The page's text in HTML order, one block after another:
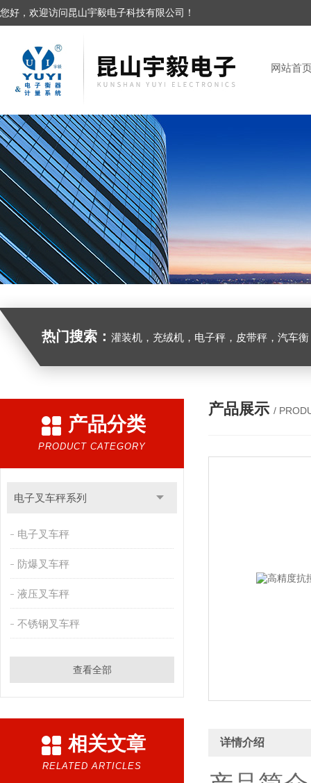
您好，欢迎访问昆山宇毅电子科技有限公司！
网站首
热门搜索： 灌装机，充绒机，电子秤，皮带秤，汽车
产品分类
PRODUCT CATEGORY
电子叉车秤系列
电子叉车秤
防爆叉车秤
液压叉车秤
不锈钢叉车秤
查看全部
相关文章
RELATED ARTICLES
产品展示 /
详情介绍